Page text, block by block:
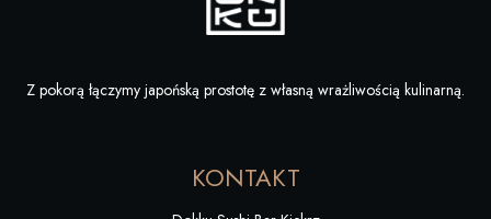
KONTAKT
Z pokorą łączymy japońską prostotę z własną wrażliwością kulinarną.